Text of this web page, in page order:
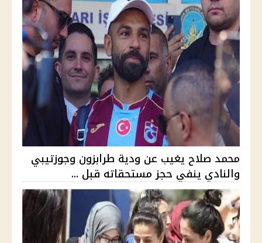
محمد صلاح يغيب عن ودية طرابزون وجوزتيبي
والنادي ينفي حجز مستحقاته قبل ...